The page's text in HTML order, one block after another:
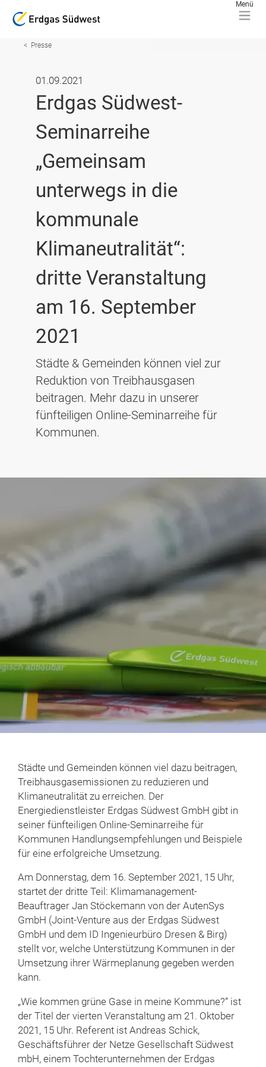
Presse
01.09.2021
Erdgas Südwest-
Seminarreihe
„Gemeinsam
unterwegs in die
kommunale
Klimaneutralität“:
dritte Veranstaltung
am 16. September
2021
Städte & Gemeinden können viel zur
Reduktion von Treibhausgasen
beitragen. Mehr dazu in unserer
fünfteiligen Online-Seminarreihe für
Kommunen.
Städte und Gemeinden können viel dazu beitragen,
Treibhausgasemissionen zu reduzieren und
Klimaneutralität zu erreichen. Der
Energiedienstleister Erdgas Südwest GmbH gibt in
seiner fünfteiligen Online-Seminarreihe für
Kommunen Handlungsempfehlungen und Beispiele
für eine erfolgreiche Umsetzung.
Am Donnerstag, dem 16. September 2021, 15 Uhr,
startet der dritte Teil: Klimamanagement-
Beauftrager Jan Stöckemann von der AutenSys
GmbH (Joint-Venture aus der Erdgas Südwest
GmbH und dem ID Ingenieurbüro Dresen & Birg)
stellt vor, welche Unterstützung Kommunen in der
Umsetzung ihrer Wärmeplanung gegeben werden
kann.
„Wie kommen grüne Gase in meine Kommune?“ ist
der Titel der vierten Veranstaltung am 21. Oktober
2021, 15 Uhr. Referent ist Andreas Schick,
Geschäftsführer der Netze Gesellschaft Südwest
mbH, einem Tochterunternehmen der Erdgas